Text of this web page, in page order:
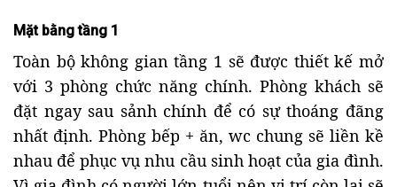
Mặt bằng tầng 1
Toàn bộ không gian tầng 1 sẽ được thiết kế mở
với 3 phòng chức năng chính. Phòng khách sẽ
đặt ngay sau sảnh chính để có sự thoáng đãng
nhất định. Phòng bếp + ăn, wc chung sẽ liền kề
nhau để phục vụ nhu cầu sinh hoạt của gia đình.